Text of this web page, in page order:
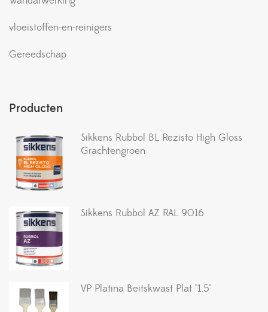
vloeistoffen-en-reinigers
Gereedschap
Producten
Sikkens Rubbol BL Rezisto High Gloss
Grachtengroen
Sikkens Rubbol AZ RAL 9016
VP Platina Beitskwast Plat ''1.5''